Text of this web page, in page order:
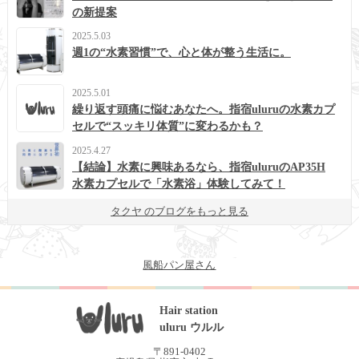
の新提案
2025.5.03
週1の“水素習慣”で、心と体が整う生活に。
2025.5.01
繰り返す頭痛に悩むあなたへ。指宿uluruの水素カプ
セルで“スッキリ体質”に変わるかも？
2025.4.27
【結論】水素に興味あるなら、指宿uluruのAP35H
水素カプセルで「水素浴」体験してみて！
タクヤ のブログをもっと見る
風船パン屋さん
Hair station
uluru ウルル
〒891-0402